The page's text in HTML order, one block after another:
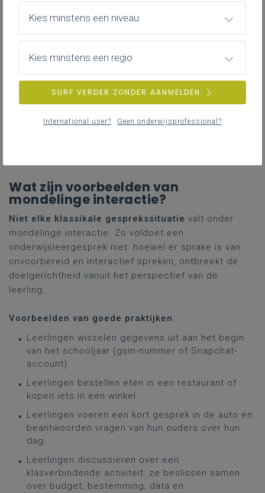
Mondelinge interactie is meer dan praten:
het draait om doelgericht communiceren,
een informatiekloof overbruggen en écht
procesevaluatie en slimme werkvormen
maken het haalbaar in de klas.
Wat zijn voorbeelden van
mondelinge interactie?
Niet elke klassikale gesprekssituatie valt onder
mondelinge interactie. Zo voldoet een
onderwijsleergesprek niet: hoewel er sprake is van
onvoorbereid en interactief spreken, ontbreekt de
doelgerichtheid vanuit het perspectief van de
leerling.
Voorbeelden van goede praktijken:
Leerlingen wisselen gegevens uit aan het begin
van het schooljaar (gsm-nummer of Snapchat-
account).
Leerlingen bestellen eten in een restaurant of
kopen iets in een winkel.
Leerlingen voeren een kort gesprek in de auto en
beantwoorden vragen van hun ouders over hun
dag.
Leerlingen discussiëren over een
klasverbindende activiteit: ze beslissen samen
over budget, bestemming, data en
Kies minstens een niveau
Kies minstens een regio
SURF VERDER ZONDER AANMELDEN
International user? Geen onderwijsprofessional?